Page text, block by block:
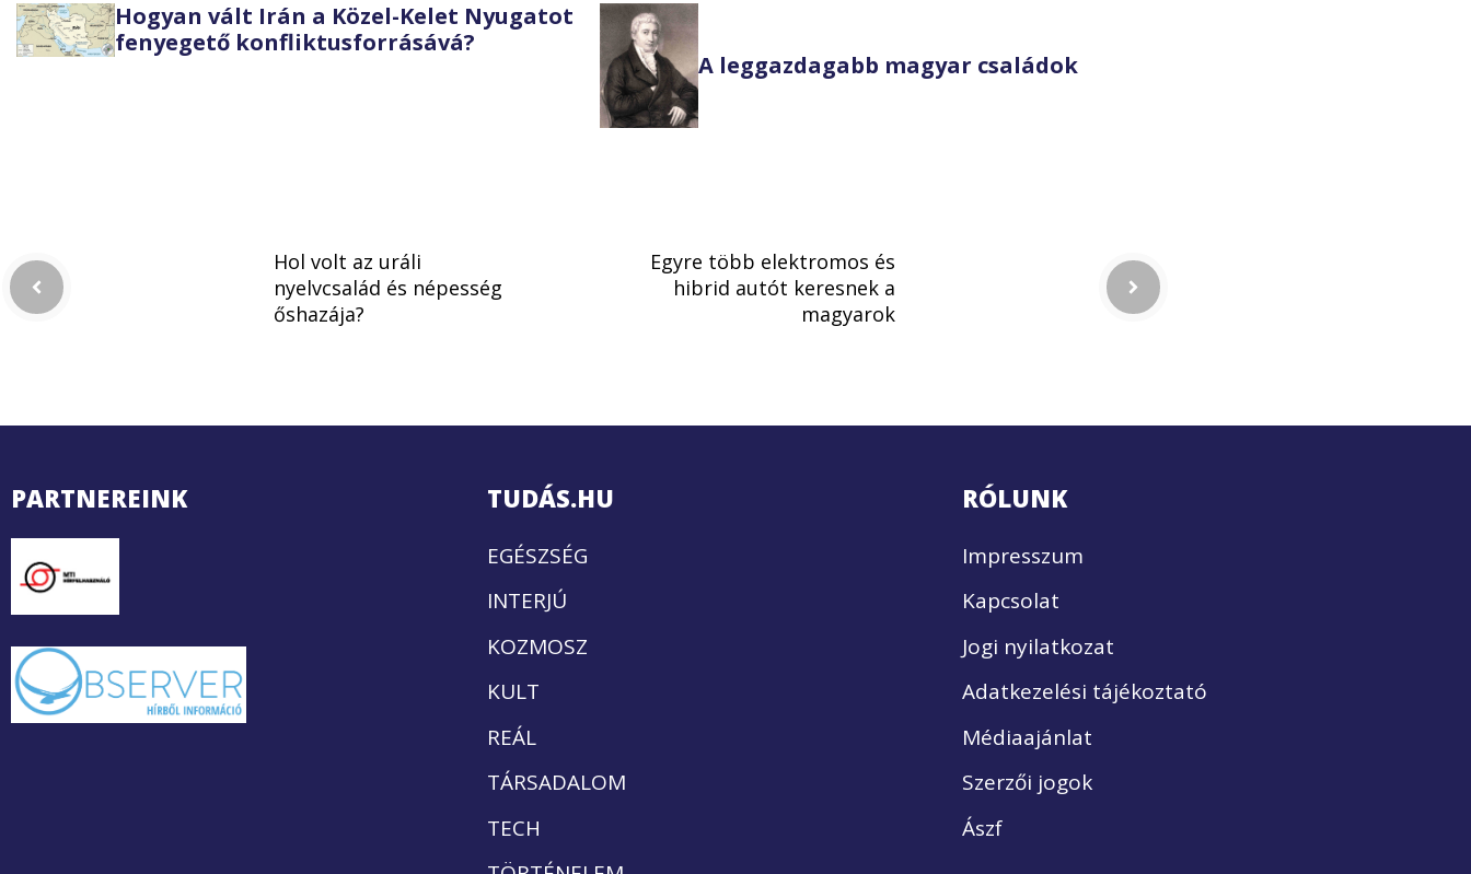
Hogyan vált Irán a Közel-Kelet Nyugatot
fenyegető konfliktusforrásává?
A leggazdagabb magyar családok
Hol volt az uráli
nyelvcsalád és népesség
őshazája?
Egyre több elektromos és
hibrid autót keresnek a
magyarok
PARTNEREINK TUDÁS.HU
EGÉSZSÉG
INTERJÚ
KOZMOSZ
KULT
REÁL
TÁRSADALOM
TECH
RÓLUNK
Impresszum
Kapcsolat
Jogi nyilatkozat
Adatkezelési tájékoztató
Médiaajánlat
Szerzői jogok
Ászf